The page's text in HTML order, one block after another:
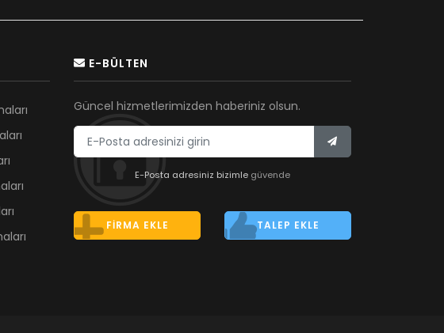
E-BÜLTEN
Güncel hizmetlerimizden haberiniz olsun.
E-Posta adresiniz bizimle güvende
FIRMA EKLE TALEP EKLE